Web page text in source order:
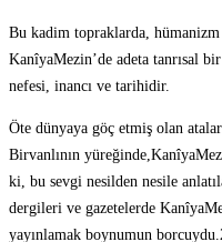
Bu kadim topraklarda,
KanîyaMezin’de adeta tanrısal
nefesi, inancı ve tarihidir.
Öte dünyaya göç etmiş olan
Birvanlının
ki, bu sevgi nesilden nesile
dergileri ve gazetelerde
yayınlamak boynumun